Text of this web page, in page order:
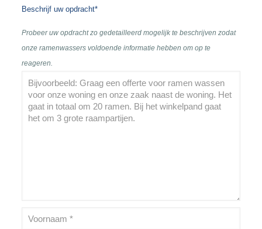
Beschrijf uw opdracht*
Probeer uw opdracht zo gedetailleerd mogelijk te beschrijven zodat
onze ramenwassers voldoende informatie hebben om op te
reageren.